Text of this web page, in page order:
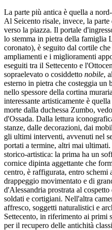
La parte più antica è quella a
Al Seicento risale, invece, la
verso la piazza. Il portale
lo stemma in pietra della famiglia
coronato), è seguito dal cortile
ampliamenti e i miglioramenti
eseguiti tra il Settecento e
sopraelevato o cosiddetto nobile,
esterno in pietra che costeggia un
nello spessore della cortina
interessante artisticamente è
morte dalla duchessa Zumbo,
d'Ossada. Dalla lettura
stanze, dalle decorazioni, dai
gli ultimi interventi, avvenuti nel
portati a termine, altri mai
storico-artistica: la prima ha un
cornice dipinta aggettante che
centro, è raffigurata, entro
drappeggio movimentato e di
d'Alessandria prostrata al
soldati e cortigiani. Nell'altra
affresco, soggetti naturalistici e
Settecento, in riferimento ai primi
per il recupero delle antichità